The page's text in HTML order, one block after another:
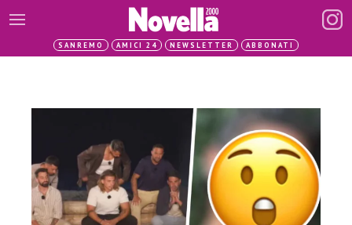
SANREMO AMICI 24 NEWSLETTER ABBONATI